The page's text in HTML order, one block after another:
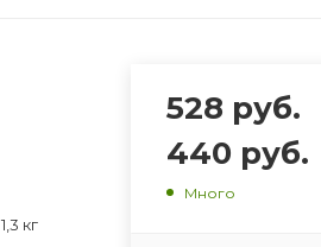
1,3 кг
528 руб.
440 руб.
Много